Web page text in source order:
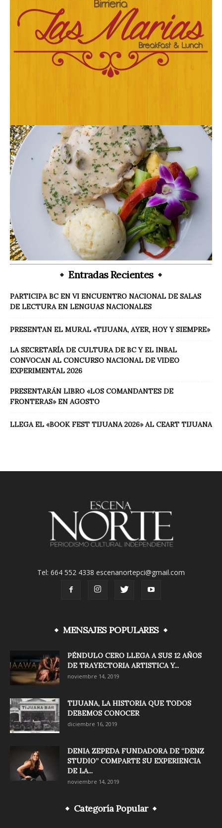
Entradas Recientes
PARTICIPA BC EN VI ENCUENTRO NACIONAL DE SALAS
DE LECTURA EN LENGUAS NACIONALES
PRESENTAN EL MURAL «TIJUANA, AYER, HOY Y SIEMPRE»
LA SECRETARÍA DE CULTURA DE BC Y EL INBAL
CONVOCAN AL CONCURSO NACIONAL DE VIDEO
EXPERIMENTAL 2026
PRESENTARÁN LIBRO «LOS COMANDANTES DE
FRONTERAS» EN AGOSTO
LLEGA EL «BOOK FEST TIJUANA 2026» AL CEART TIJUANA
Tel: 664 552 4338 escenanortepci@gmail.com
MENSAJES POPULARES
PÉNDULO CERO LLEGA A SUS 12 AÑOS
DE TRAYECTORIA ARTISTICA Y...
noviembre 14, 2019
TIJUANA, LA HISTORIA QUE TODOS
DEBEMOS CONOCER
diciembre 16, 2019
DENIA ZEPEDA FUNDADORA DE “DENZ
STUDIO” COMPARTE SU EXPERIENCIA
DE LA...
noviembre 14, 2019
Categoría Popular